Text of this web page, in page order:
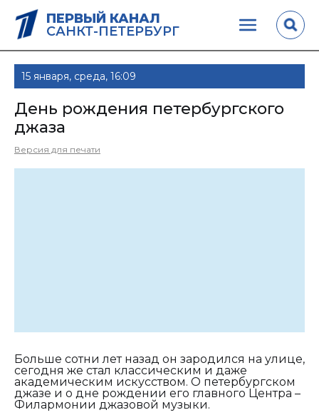
ПЕРВЫЙ КАНАЛ
САНКТ-ПЕТЕРБУРГ
15 января, среда, 16:09
День рождения петербургского
джаза
Версия для печати
Больше сотни лет назад он зародился на улице,
сегодня же стал классическим и даже
академическим искусством. О петербургском
джазе и о дне рождении его главного Центра –
Филармонии джазовой музыки.